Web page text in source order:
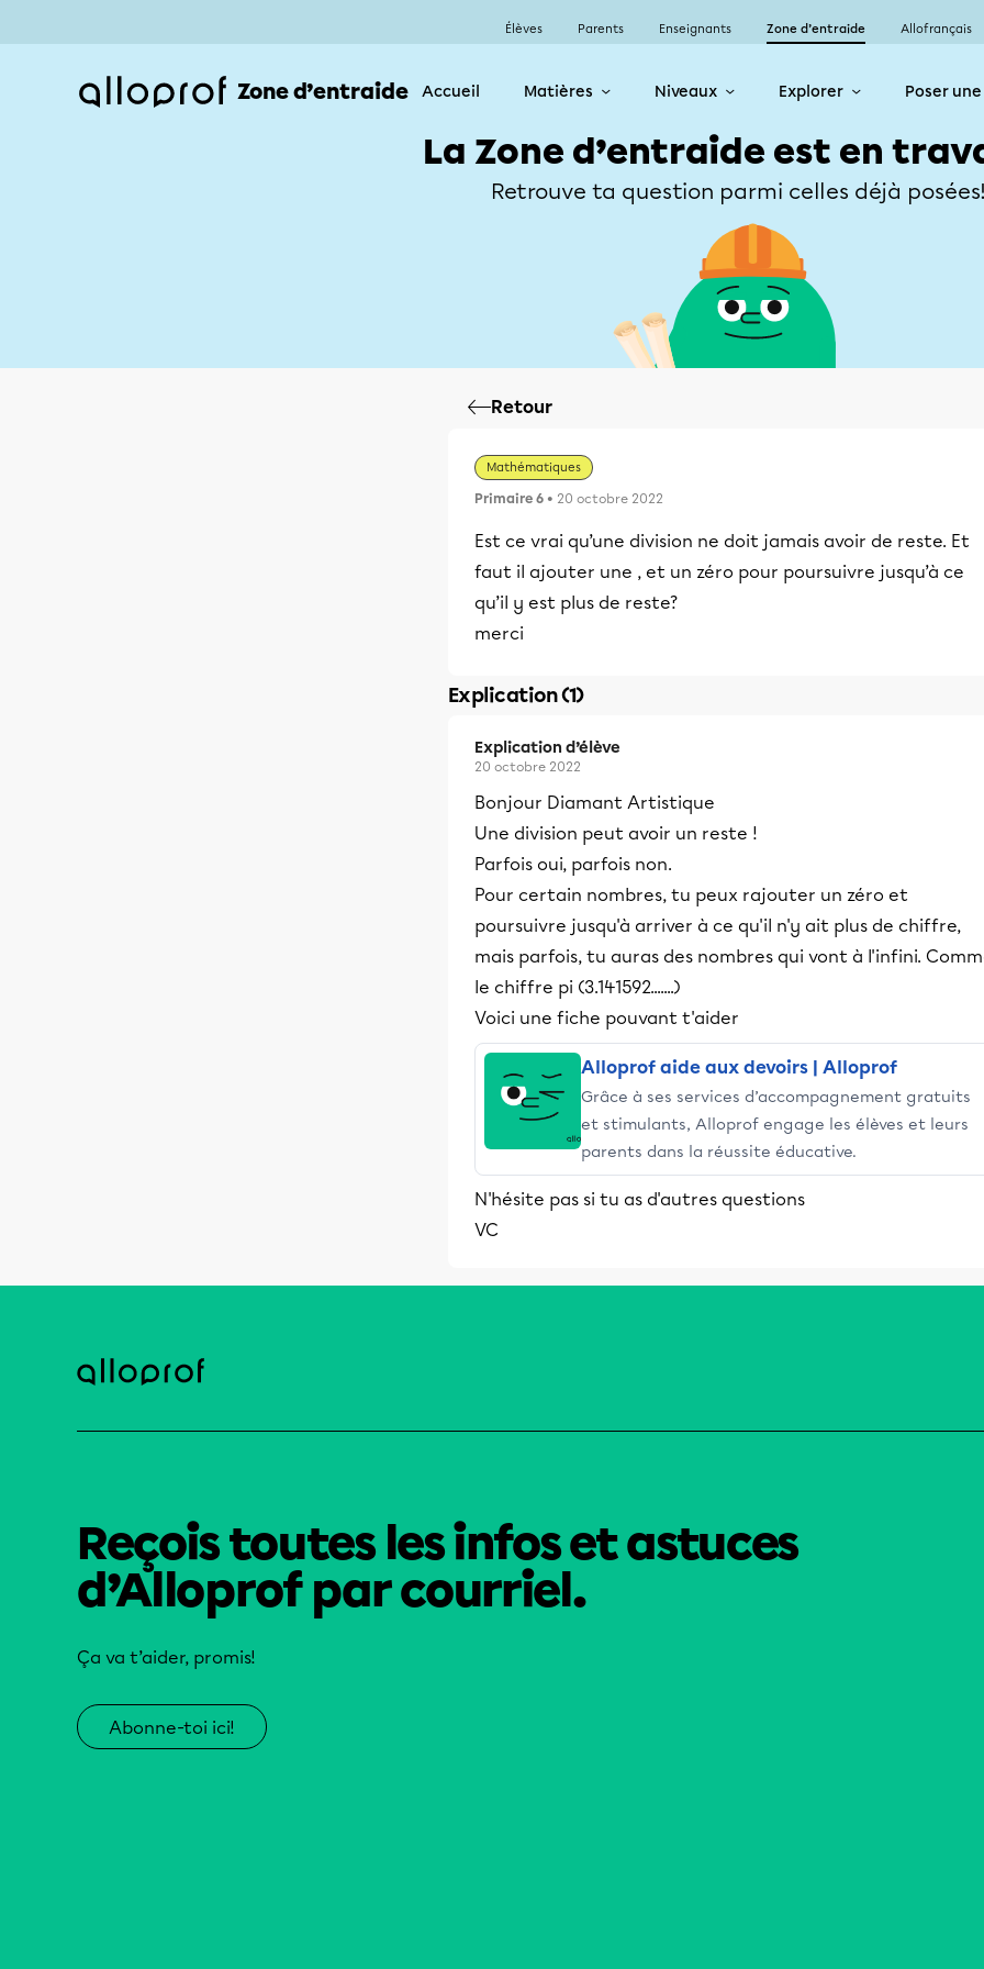
Élèves Parents Enseignants Zone d’entraide Allofrançais
Zone d’entraide Accueil Matières Niveaux Explorer Poser
La Zone d’entraide est en
Retrouve ta question parmi celles déjà
Retour
Mathématiques
Primaire 6 • 20 octobre 2022
Est ce vrai qu’une division ne doit jamais avoir de reste. Et
faut il ajouter une , et un zéro pour poursuivre jusqu’à ce
qu’il y est plus de reste?
merci
Explication (1)
Explication d’élève
20 octobre 2022
Bonjour Diamant Artistique
Une division peut avoir un reste !
Parfois oui, parfois non.
Pour certain nombres, tu peux rajouter un zéro et
poursuivre jusqu'à arriver à ce qu'il n'y ait plus de chiffre,
mais parfois, tu auras des nombres qui vont à l'infini.
le chiffre pi (3.141592.......)
Voici une fiche pouvant t'aider
Alloprof aide aux devoirs | Alloprof
Grâce à ses services d’accompagnement gratuits
et stimulants, Alloprof engage les élèves et leurs
parents dans la réussite éducative.
N'hésite pas si tu as d'autres questions
VC
Reçois toutes les infos et astuces
d’Alloprof par courriel.
Ça va t’aider, promis!
Abonne-toi ici!